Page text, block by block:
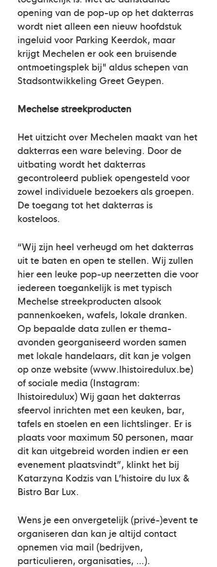
opening van de pop-up op het dakterras
wordt niet alleen een nieuw hoofdstuk
ingeluid voor Parking Keerdok, maar
krijgt Mechelen er ook een bruisende
ontmoetingsplek bij" aldus schepen van
Stadsontwikkeling Greet Geypen.
Mechelse streekproducten
Het uitzicht over Mechelen maakt van het
dakterras een ware beleving. Door de
uitbating wordt het dakterras
gecontroleerd publiek opengesteld voor
zowel individuele bezoekers als groepen.
De toegang tot het dakterras is
kosteloos.
“Wij zijn heel verheugd om het dakterras
uit te baten en open te stellen. Wij zullen
hier een leuke pop-up neerzetten die voor
iedereen toegankelijk is met typisch
Mechelse streekproducten alsook
pannenkoeken, wafels, lokale dranken.
Op bepaalde data zullen er thema-
avonden georganiseerd worden samen
met lokale handelaars, dit kan je volgen
op onze website (www.lhistoiredulux.be)
of sociale media (Instagram:
lhistoiredulux) Wij gaan het dakterras
sfeervol inrichten met een keuken, bar,
tafels en stoelen en een lichtslinger. Er is
plaats voor maximum 50 personen, maar
dit kan uitgebreid worden indien er een
evenement plaatsvindt”, klinkt het bij
Katarzyna Kodzis van L’histoire du lux &
Bistro Bar Lux.
Wens je een onvergetelijk (privé-)event te
organiseren dan kan je altijd contact
opnemen via mail (bedrijven,
particulieren, organisaties, …).